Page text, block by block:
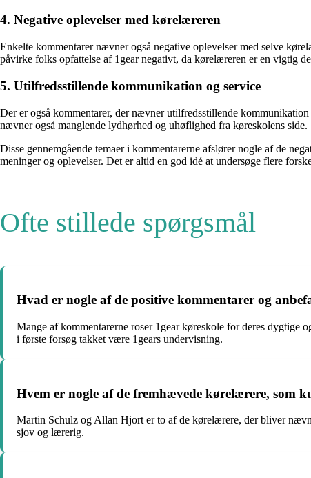
4. Negative oplevelser med kørelæreren
Enkelte kommentarer nævner også negative oplevelser med selve
påvirke folks opfattelse af 1gear negativt, da kørelæreren er en vigtig
5. Utilfredsstillende kommunikation og service
Der er også kommentarer, der nævner utilfredsstillende
nævner også manglende lydhørhed og uhøflighed fra køreskolens side.
Disse gennemgående temaer i kommentarerne afslører nogle af de
meninger og oplevelser. Det er altid en god idé at undersøge flere
Ofte stillede spørgsmål
Hvad er nogle af de positive kommentarer og
Mange af kommentarerne roser 1gear køreskole for deres
i første forsøg takket være 1gears undervisning.
Hvem er nogle af de fremhævede kørelærere, som
Martin Schulz og Allan Hjort er to af de kørelærere, der bliver
sjov og lærerig.